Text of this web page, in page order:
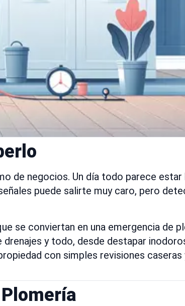
de negocios. Un día todo parece estar
puede salirte muy caro, pero
se conviertan en una emergencia de
y todo, desde destapar
con simples revisiones caseras